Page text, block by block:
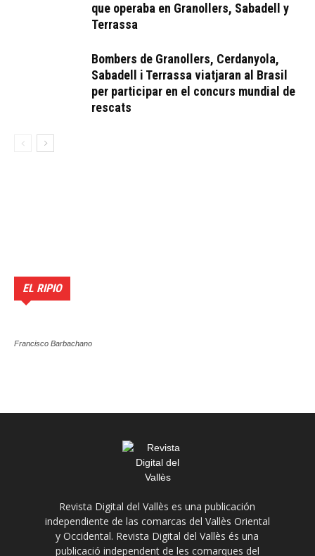
que operaba en Granollers, Sabadell y
Terrassa
Bombers de Granollers, Cerdanyola,
Sabadell i Terrassa viatjaran al Brasil
per participar en el concurs mundial de
rescats
EL RIPIO
Francisco Barbachano
Revista Digital del Vallès es una publicación
independiente de las comarcas del Vallès Oriental
y Occidental. Revista Digital del Vallès és una
publicació independent de les comarques del